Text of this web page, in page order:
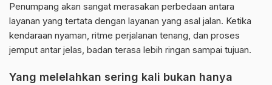
Penumpang akan sangat merasakan perbedaan antara
layanan yang tertata dengan layanan yang asal jalan. Ketika
kendaraan nyaman, ritme perjalanan tenang, dan proses
jemput antar jelas, badan terasa lebih ringan sampai tujuan.
Yang melelahkan sering kali bukan hanya